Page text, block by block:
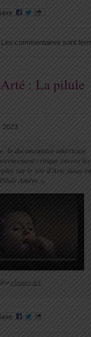
Les commentaires sont
: La pilule
2023
le documentaire américain
critique envers les
sur le site d’Arte jusqu’en
Amère ».
cliquez ici